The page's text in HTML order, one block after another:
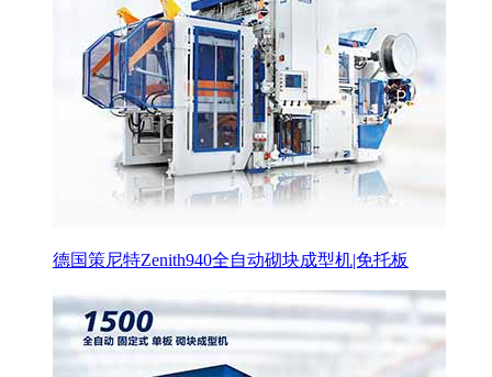
德国策尼特Zenith940全自动砌块成型机|免托板